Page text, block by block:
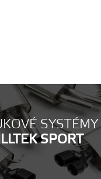
SYSTÉMY
SPORT